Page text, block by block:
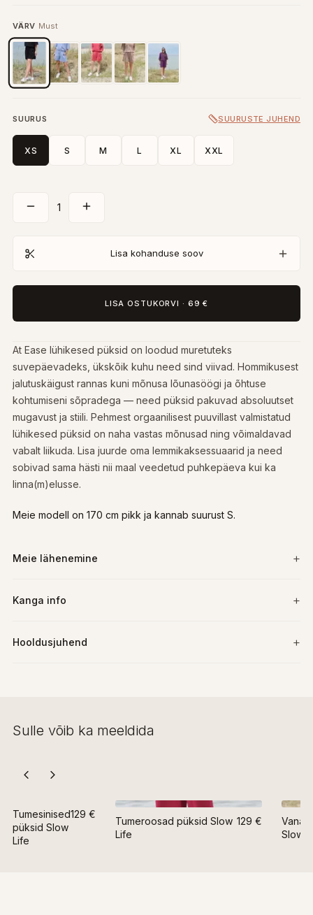
VÄRV Must
SUURUS SUURUSTE JUHEND
XS S M L XL XXL
1
Lisa kohanduse soov
LISA OSTUKORVI · 69 €
At Ease lühikesed püksid on loodud muretuteks
suvepäevadeks, ükskõik kuhu need sind viivad. Hommikusest
jalutuskäigust rannas kuni mõnusa lõunasöögi ja õhtuse
kohtumiseni sõpradega — need püksid pakuvad absoluutset
mugavust ja stiili. Pehmest orgaanilisest puuvillast valmistatud
lühikesed püksid on naha vastas mõnusad ning võimaldavad
vabalt liikuda. Lisa juurde oma lemmikaksessuaarid ja need
sobivad sama hästi nii maal veedetud puhkepäeva kui ka
linna(m)elusse.
Meie modell on 170 cm pikk ja kannab suurust S.
Meie lähenemine
Kanga info
Hooldusjuhend
Sulle võib ka meeldida
Tumesinised
püksid Slow
Life
129 €
Tumeroosad püksid Slow
Life
129 €
Slow